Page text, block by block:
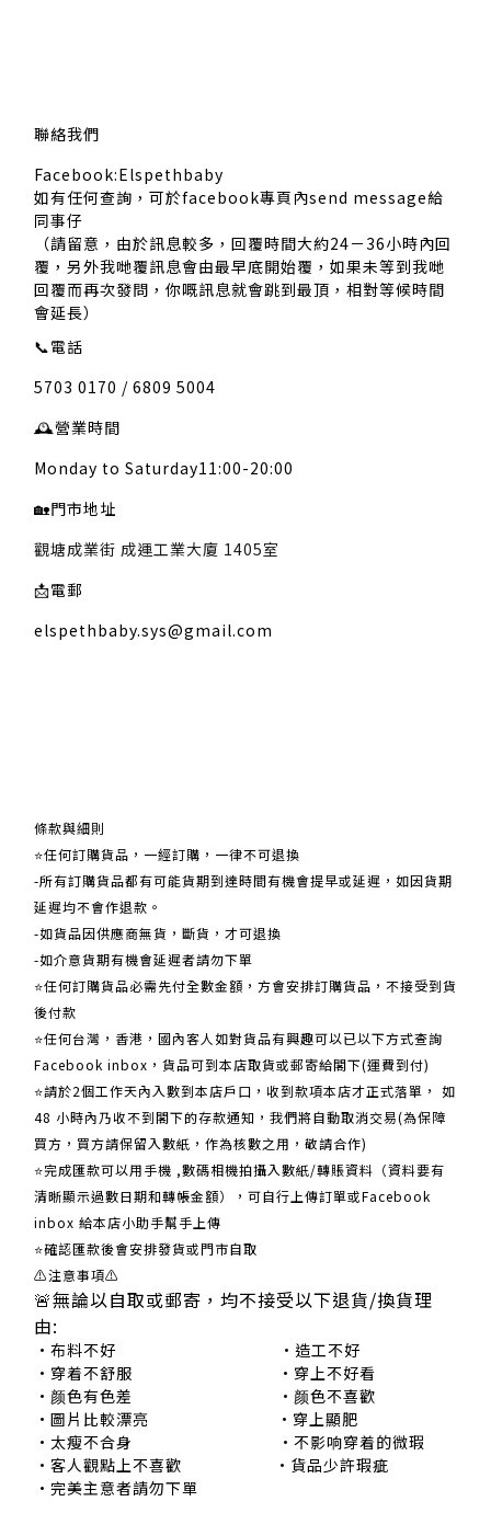
聯絡我們
Facebook:Elspethbaby
如有任何查詢，可於facebook專頁內send message給
同事仔
（請留意，由於訊息較多，回覆時間大約24－36小時內回
覆，另外我哋覆訊息會由最早底開始覆，如果未等到我哋
回覆而再次發問，你嘅訊息就會跳到最頂，相對等候時間
會延長）
📞電話
5703 0170 / 6809 5004
🕰️營業時間
Monday to Saturday11:00-20:00
🏡門市地址
觀塘成業街 成運工業大廈 1405室
📩電郵
elspethbaby.sys@gmail.com
條款與細則
⭐任何訂購貨品，一經訂購，一律不可退換
-所有訂購貨品都有可能貨期到達時間有機會提早或延遲，如因貨期
延遲均不會作退款。
-如貨品因供應商無貨，斷貨，才可退換
-如介意貨期有機會延遲者請勿下單
⭐任何訂購貨品必需先付全數金額，方會安排訂購貨品，不接受到貨
後付款
⭐任何台灣，香港，國內客人如對貨品有興趣可以已以下方式查詢
Facebook inbox，貨品可到本店取貨或郵寄給閣下(運費到付)
​​⭐請於2個工作天內入數到本店戶口，收到款項本店才正式落單， 如
48 小時內乃收不到閣下的存款通知，我們將自動取消交易(為保障
買方，買方請保留入數紙，作為核數之用，敬請合作)
⭐完成匯款可以用手機 ,數碼相機拍攝入數紙/轉賬資料（資料要有
清晰顯示過數日期和轉帳金額），可自行上傳訂單或Facebook
inbox 給本店小助手幫手上傳
⭐確認匯款後會安排發貨或門市自取
⚠注意事項⚠
🚨無論以自取或郵寄，均不接受以下退貨/換貨理
由:
•布料不好 •造工不好
•穿着不舒服 •穿上不好看
•颜色有色差 •颜色不喜歡
•圖片比較漂亮 •穿上顯肥
•太瘦不合身 •不影响穿着的微瑕
•客人觀點上不喜歡 •貨品少許瑕疵
•完美主意者請勿下單